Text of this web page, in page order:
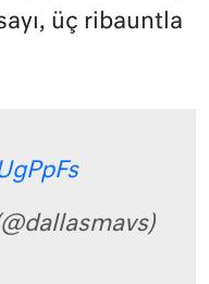
üç ribauntla